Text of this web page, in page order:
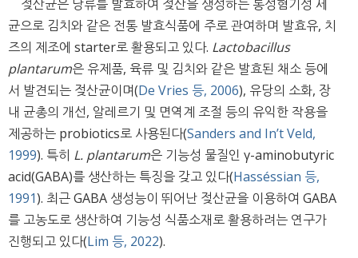
젖산균은 당류를 발효하여 젖산을 생성하는 통성혐기성 세
균으로 김치와 같은 전통 발효식품에 주로 관여하며 발효유, 치
즈의 제조에 starter로 활용되고 있다. Lactobacillus
plantarum은 유제품, 육류 및 김치와 같은 발효된 채소 등에
서 발견되는 젖산균이며(De Vries 등, 2006), 유당의 소화, 장
내 균총의 개선, 알레르기 및 면역계 조절 등의 유익한 작용을
제공하는 probiotics로 사용된다(Sanders and In’t Veld,
1999). 특히 L. plantarum은 기능성 물질인 γ-aminobutyric
acid(GABA)를 생산하는 특징을 갖고 있다(Hasséssian 등,
1991). 최근 GABA 생성능이 뛰어난 젖산균을 이용하여 GABA
를 고농도로 생산하여 기능성 식품소재로 활용하려는 연구가
진행되고 있다(Lim 등, 2022).